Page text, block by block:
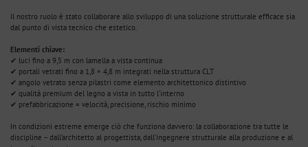
Il nostro ruolo è stato collaborare allo sviluppo di una soluzione strutturale efficace sia
dal punto di vista tecnico che estetico.
Elementi chiave:
✔ luci fino a 9,5 m con lamella a vista continua
✔ portali vetrati fino a 1,8 × 4,8 m integrati nella struttura CLT
✔ angolo vetrato senza pilastri come elemento architettonico distintivo
✔ qualità premium del legno a vista in tutto l’interno
✔ prefabbricazione = velocità, precisione, rischio minimo
In condizioni estreme emerge ciò che funziona davvero: la collaborazione tra tutte le
discipline – dall’architetto al progettista, dall’ingegnere strutturale alla produzione e al